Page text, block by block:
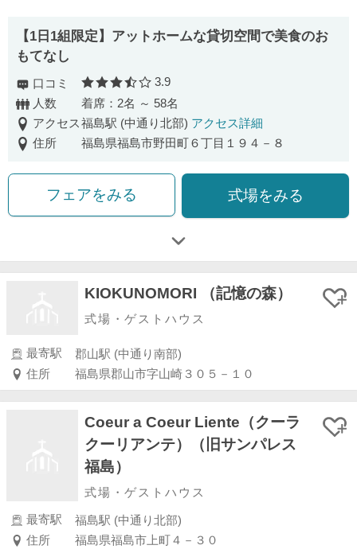
【1日1組限定】アットホームな貸切空間で美食のお
もてなし
口コミ 口コミ評価
3.9
人数
着席：2名 ～ 58名
アクセス福島駅 (中通り北部) アクセス詳細
住所
福島県福島市野田町６丁目１９４－８
フェアをみる 式場をみる
KIOKUNOMORI （記憶の森）
式場・ゲストハウス
最寄駅
郡山駅 (中通り南部)
住所
福島県郡山市字山崎３０５－１０
Coeur a Coeur Liente（クーラ
クーリアンテ）（旧サンパレス
福島）
式場・ゲストハウス
最寄駅
福島駅 (中通り北部)
住所
福島県福島市上町４－３０